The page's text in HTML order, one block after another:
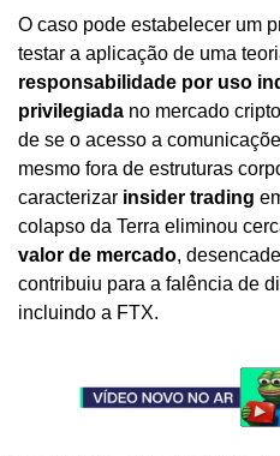
O caso pode estabelecer um
responsabilidade por uso
privilegiada no mercado
de se o acesso a
mesmo fora de estruturas
caracterizar insider trading
colapso da Terra eliminou
valor de mercado,
contribuiu para a falência de
incluindo a FTX.